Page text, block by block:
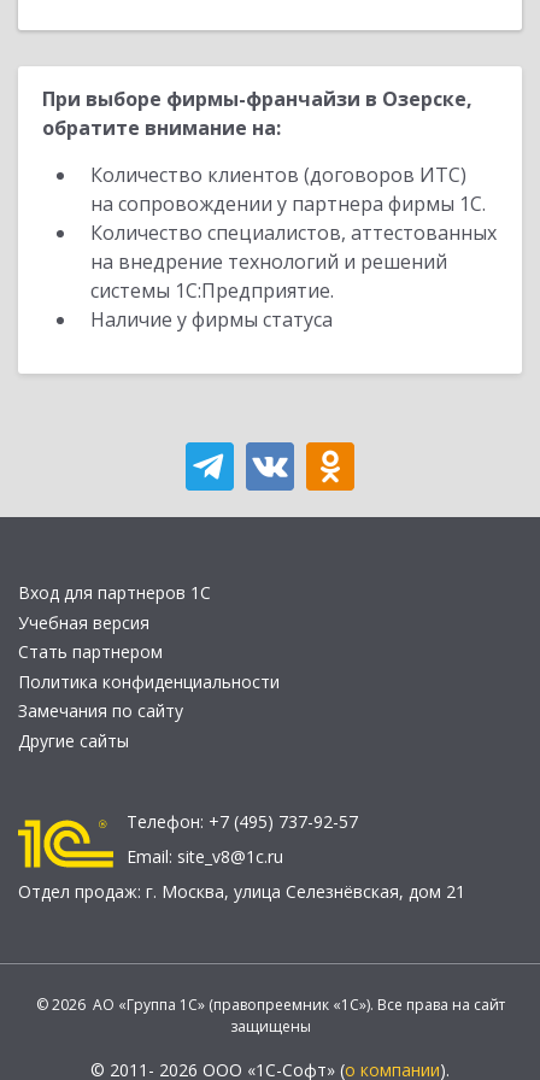
При выборе фирмы-франчайзи в Озерске,
обратите внимание на:
Количество клиентов (договоров ИТС)
на сопровождении у партнера фирмы 1С.
Количество специалистов, аттестованных
на внедрение технологий и решений
системы 1С:Предприятие.
Наличие у фирмы статуса
Вход для партнеров 1С
Учебная версия
Стать партнером
Политика конфиденциальности
Замечания по сайту
Другие сайты
Телефон: +7 (495) 737-92-57
Email: site_v8@1c.ru
Отдел продаж: г. Москва, улица Селезнёвская, дом 21
© 2026 АО «Группа 1С» (правопреемник «1С»). Все права на сайт
защищены
© 2011- 2026 ООО «1С-Софт» (о компании).